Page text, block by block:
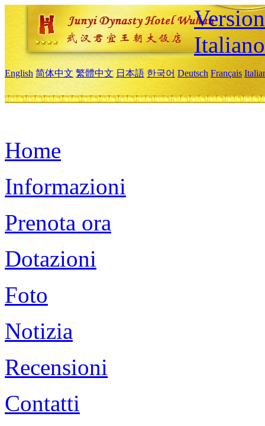
Italiano
English 简体中文 繁體中文 日本語 한국어 Deutsch Français
Home
Informazioni
Prenota ora
Dotazioni
Foto
Notizia
Recensioni
Contatti